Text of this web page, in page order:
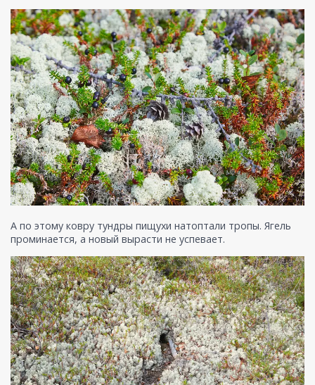
А по этому ковру тундры пищухи натоптали тропы. Ягель
проминается, а новый вырасти не успевает.